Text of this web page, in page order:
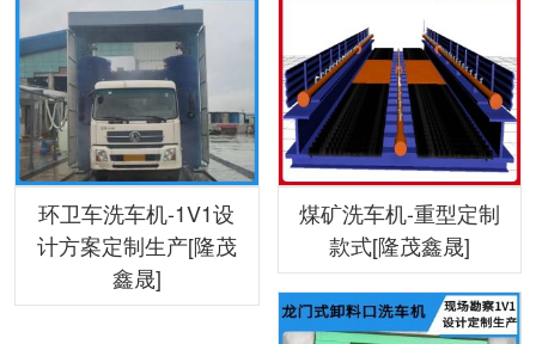
环卫车洗车机-1V1设
计方案定制生产[隆茂
鑫晟]
煤矿洗车机-重型定制
款式[隆茂鑫晟]